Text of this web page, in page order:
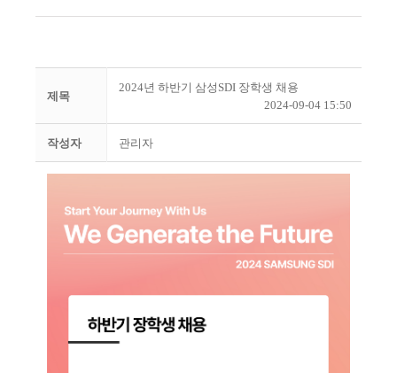
제목
2024년 하반기 삼성SDI 장학생 채용
2024-09-04 15:50
작성자 관리자